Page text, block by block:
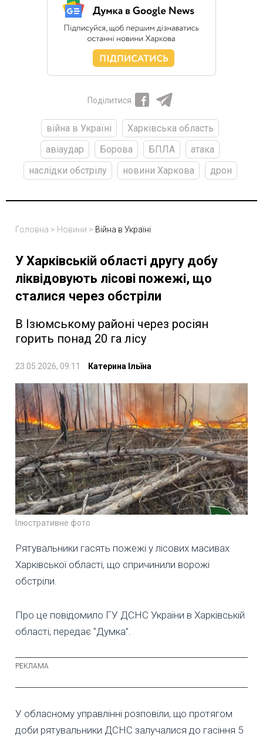
Поділитися
війна в Україні
Харківська область
авіаудар
Борова БПЛА
атака
наслідки обстрілу
новини Харкова дрон
Головна > Новини > Війна в Україні
У Харківській області другу добу
ліквідовують лісові пожежі, що
сталися через обстріли
В Ізюмському районі через росіян
горить понад 20 га лісу
23.05.2026, 09:11 Катерина Ільїна
Ілюстративне фото
Рятувальники гасять пожежі у лісових масивах
Харківської області, що спричинили ворожі
обстріли.
Про це повідомило ГУ ДСНС України в Харківській
області, передає "Думка”.
У обласному управлінні розповіли, що протягом
доби рятувальники ДСНС залучалися до гасіння 5